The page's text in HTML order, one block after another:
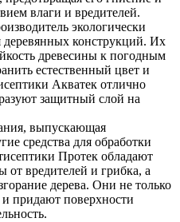
влаги и вредителей.
экологически
деревянных конструкций. Их
древесины к погодным
естественный цвет и
Акватек отлично
защитный слой на
выпускающая
средства для обработки
Протек обладают
от вредителей и грибка, а
дерева. Они не только
придают поверхности